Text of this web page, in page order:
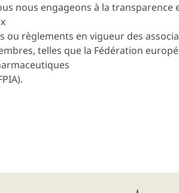
nous engageons à la
ou règlements en vigueur des
telles que la Fédération